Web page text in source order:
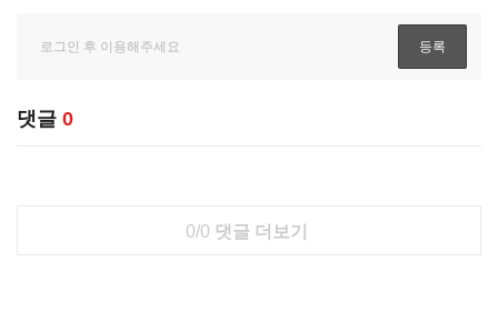
댓글 0
0/0 댓글 더보기